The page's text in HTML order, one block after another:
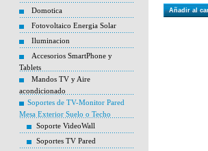
Domotica
Fotovoltaico Energia Solar
Iluminacion
Accesorios SmartPhone y
Tablets
Mandos TV y Aire
acondicionado
Soportes de TV-Monitor Pared
Mesa Exterior Suelo o Techo
Soporte VideoWall
Soportes TV Pared
Añadir al